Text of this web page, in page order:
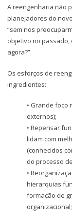
A reengenharia não
planejadores do
“sem nos
objetivo no passado,
agora?”.
Os esforços de
ingredientes:
• Grande foco
externos);
• Repensar
lidam com
(conhecidos
do processo
•
hierarquias
formação de
organizacional;